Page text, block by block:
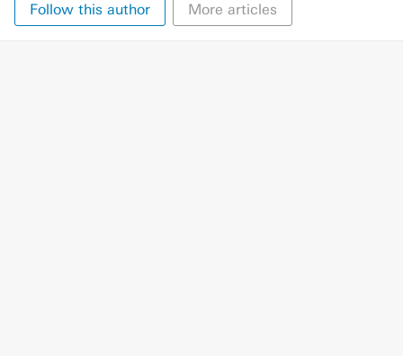
Follow this author More articles